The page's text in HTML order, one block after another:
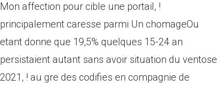
Mon affection pour cible une portail, !
principalement caresse parmi Un chomageOu
etant donne que 19,5% quelques 15-24 an
persistaient autant sans avoir situation du ventose
2021, ! au gre des codifies en compagnie de